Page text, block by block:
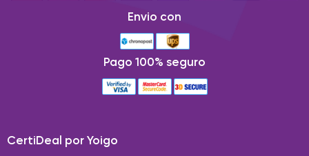
Envio con
Pago 100% seguro
CertiDeal por Yoigo